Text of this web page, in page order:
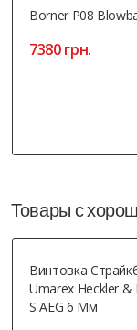
Borner P08
7380 грн.
Товары с
Винтовка
Umarex Heckler &
S AEG 6 Мм